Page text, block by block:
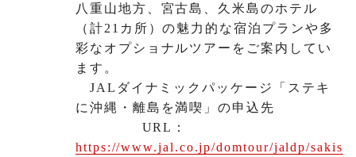
八重山地方、宮古島、久米島のホテル
（計21カ所）の魅力的な宿泊プランや多
彩なオプショナルツアーをご案内してい
ます。
JALダイナミックパッケージ「ステキ
に沖縄・離島を満喫」の申込先
URL：
https://www.jal.co.jp/domtour/jaldp/sakis